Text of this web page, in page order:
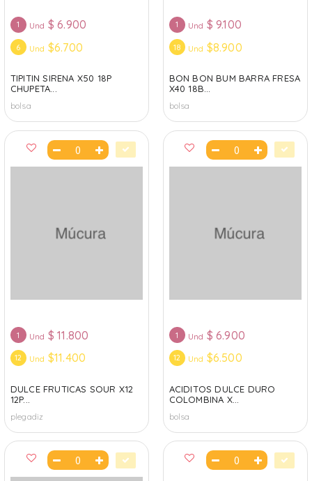
1 Und $ 6.900
6 Und $6.700
TIPITIN SIRENA X50 18P
CHUPETA...
bolsa
1 Und $ 9.100
18 Und $8.900
BON BON BUM BARRA FRESA
X40 18B...
bolsa
1 Und $ 11.800
12 Und $11.400
DULCE FRUTICAS SOUR X12
12P...
plegadiz
1 Und $ 6.900
12 Und $6.500
ACIDITOS DULCE DURO
COLOMBINA X...
bolsa